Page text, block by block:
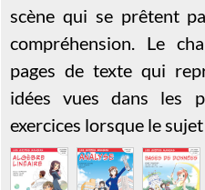
scène qui se prêtent
compréhension. Le
pages de texte qui
idées vues dans les
exercices lorsque le